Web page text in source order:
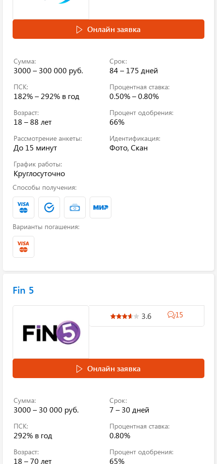
Онлайн заявка
Сумма:
3000 – 300 000 руб.
Срок:
84 – 175 дней
ПСК:
182% – 292% в год
Процентная ставка:
0.50% – 0.80%
Возраст:
18 – 88 лет
Процент одобрения:
66%
Рассмотрение анкеты:
До 15 минут
Идентификация:
Фото, Скан
График работы:
Круглосуточно
Способы получения:
Варианты погашения:
Fin 5
3.6 15
Онлайн заявка
Сумма:
3000 – 30 000 руб.
Срок:
7 – 30 дней
ПСК:
292% в год
Процентная ставка:
0.80%
Возраст:
18 – 70 лет
Процент одобрения:
65%